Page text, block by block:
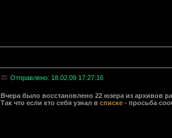
Отправлено: 18.02.09 17:27:16
Вчера было восстановлено 22 юзера из архивов
Так что если кто себя узнал в списке - просьба